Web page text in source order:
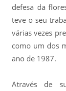
defesa da
teve o seu
várias vezes
como um dos
ano de 1987.
Através de